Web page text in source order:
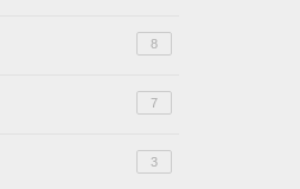
8
7
3